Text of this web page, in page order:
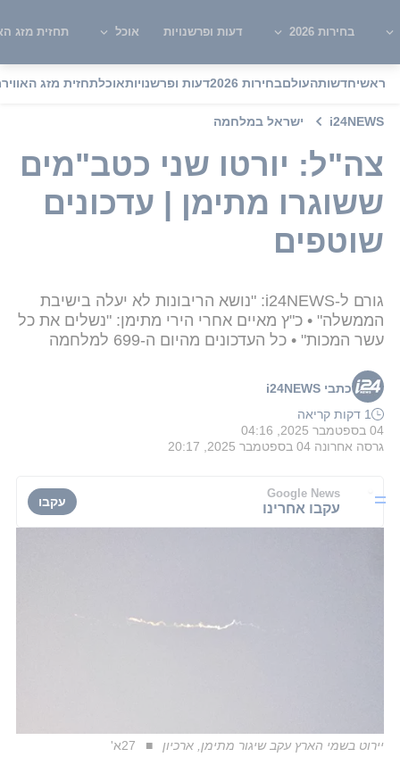
בחירות 2026 דעות ופרשנויות אוכל תחזית מזג
ראשיחדשותהעולםבחירות 2026 דעות ופרשנויותאוכלתחזית מזג האוויר
i24NEWS ישראל במלחמה
צה"ל: יורטו שני כטב"מים
ששוגרו מתימן | עדכונים
שוטפים
גורם ל-i24NEWS: "נושא הריבונות לא יעלה בישיבת
הממשלה" • כ"ץ מאיים אחרי הירי מתימן: "נשלים את כל
עשר המכות" • כל העדכונים מהיום ה-699 למלחמה
כתבי i24NEWS
1 דקות קריאה
04 בספטמבר 2025, 04:16
גרסה אחרונה 04 בספטמבר 2025, 20:17
Google News
עקבו אחרינו עקבו
יירוט בשמי הארץ עקב שיגור מתימן, ארכיון 27א'